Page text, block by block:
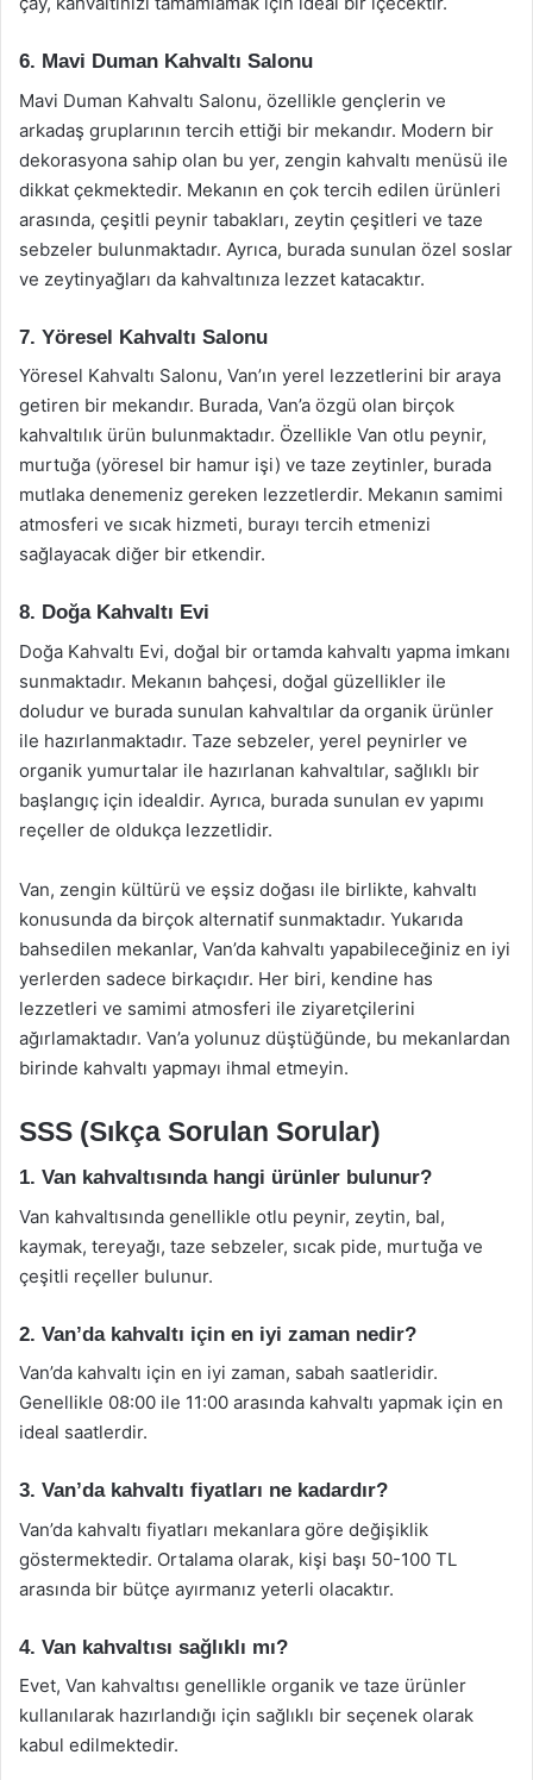
6. Mavi Duman Kahvaltı Salonu
Mavi Duman Kahvaltı Salonu, özellikle gençlerin ve
arkadaş gruplarının tercih ettiği bir mekandır. Modern bir
dekorasyona sahip olan bu yer, zengin kahvaltı menüsü ile
dikkat çekmektedir. Mekanın en çok tercih edilen ürünleri
arasında, çeşitli peynir tabakları, zeytin çeşitleri ve taze
sebzeler bulunmaktadır. Ayrıca, burada sunulan özel soslar
ve zeytinyağları da kahvaltınıza lezzet katacaktır.
7. Yöresel Kahvaltı Salonu
Yöresel Kahvaltı Salonu, Van’ın yerel lezzetlerini bir araya
getiren bir mekandır. Burada, Van’a özgü olan birçok
kahvaltılık ürün bulunmaktadır. Özellikle Van otlu peynir,
murtuğa (yöresel bir hamur işi) ve taze zeytinler, burada
mutlaka denemeniz gereken lezzetlerdir. Mekanın samimi
atmosferi ve sıcak hizmeti, burayı tercih etmenizi
sağlayacak diğer bir etkendir.
8. Doğa Kahvaltı Evi
Doğa Kahvaltı Evi, doğal bir ortamda kahvaltı yapma imkanı
sunmaktadır. Mekanın bahçesi, doğal güzellikler ile
doludur ve burada sunulan kahvaltılar da organik ürünler
ile hazırlanmaktadır. Taze sebzeler, yerel peynirler ve
organik yumurtalar ile hazırlanan kahvaltılar, sağlıklı bir
başlangıç için idealdir. Ayrıca, burada sunulan ev yapımı
reçeller de oldukça lezzetlidir.
Van, zengin kültürü ve eşsiz doğası ile birlikte, kahvaltı
konusunda da birçok alternatif sunmaktadır. Yukarıda
bahsedilen mekanlar, Van’da kahvaltı yapabileceğiniz en iyi
yerlerden sadece birkaçıdır. Her biri, kendine has
lezzetleri ve samimi atmosferi ile ziyaretçilerini
ağırlamaktadır. Van’a yolunuz düştüğünde, bu mekanlardan
birinde kahvaltı yapmayı ihmal etmeyin.
SSS (Sıkça Sorulan Sorular)
1. Van kahvaltısında hangi ürünler bulunur?
Van kahvaltısında genellikle otlu peynir, zeytin, bal,
kaymak, tereyağı, taze sebzeler, sıcak pide, murtuğa ve
çeşitli reçeller bulunur.
2. Van’da kahvaltı için en iyi zaman nedir?
Van’da kahvaltı için en iyi zaman, sabah saatleridir.
Genellikle 08:00 ile 11:00 arasında kahvaltı yapmak için en
ideal saatlerdir.
3. Van’da kahvaltı fiyatları ne kadardır?
Van’da kahvaltı fiyatları mekanlara göre değişiklik
göstermektedir. Ortalama olarak, kişi başı 50-100 TL
arasında bir bütçe ayırmanız yeterli olacaktır.
4. Van kahvaltısı sağlıklı mı?
Evet, Van kahvaltısı genellikle organik ve taze ürünler
kullanılarak hazırlandığı için sağlıklı bir seçenek olarak
kabul edilmektedir.